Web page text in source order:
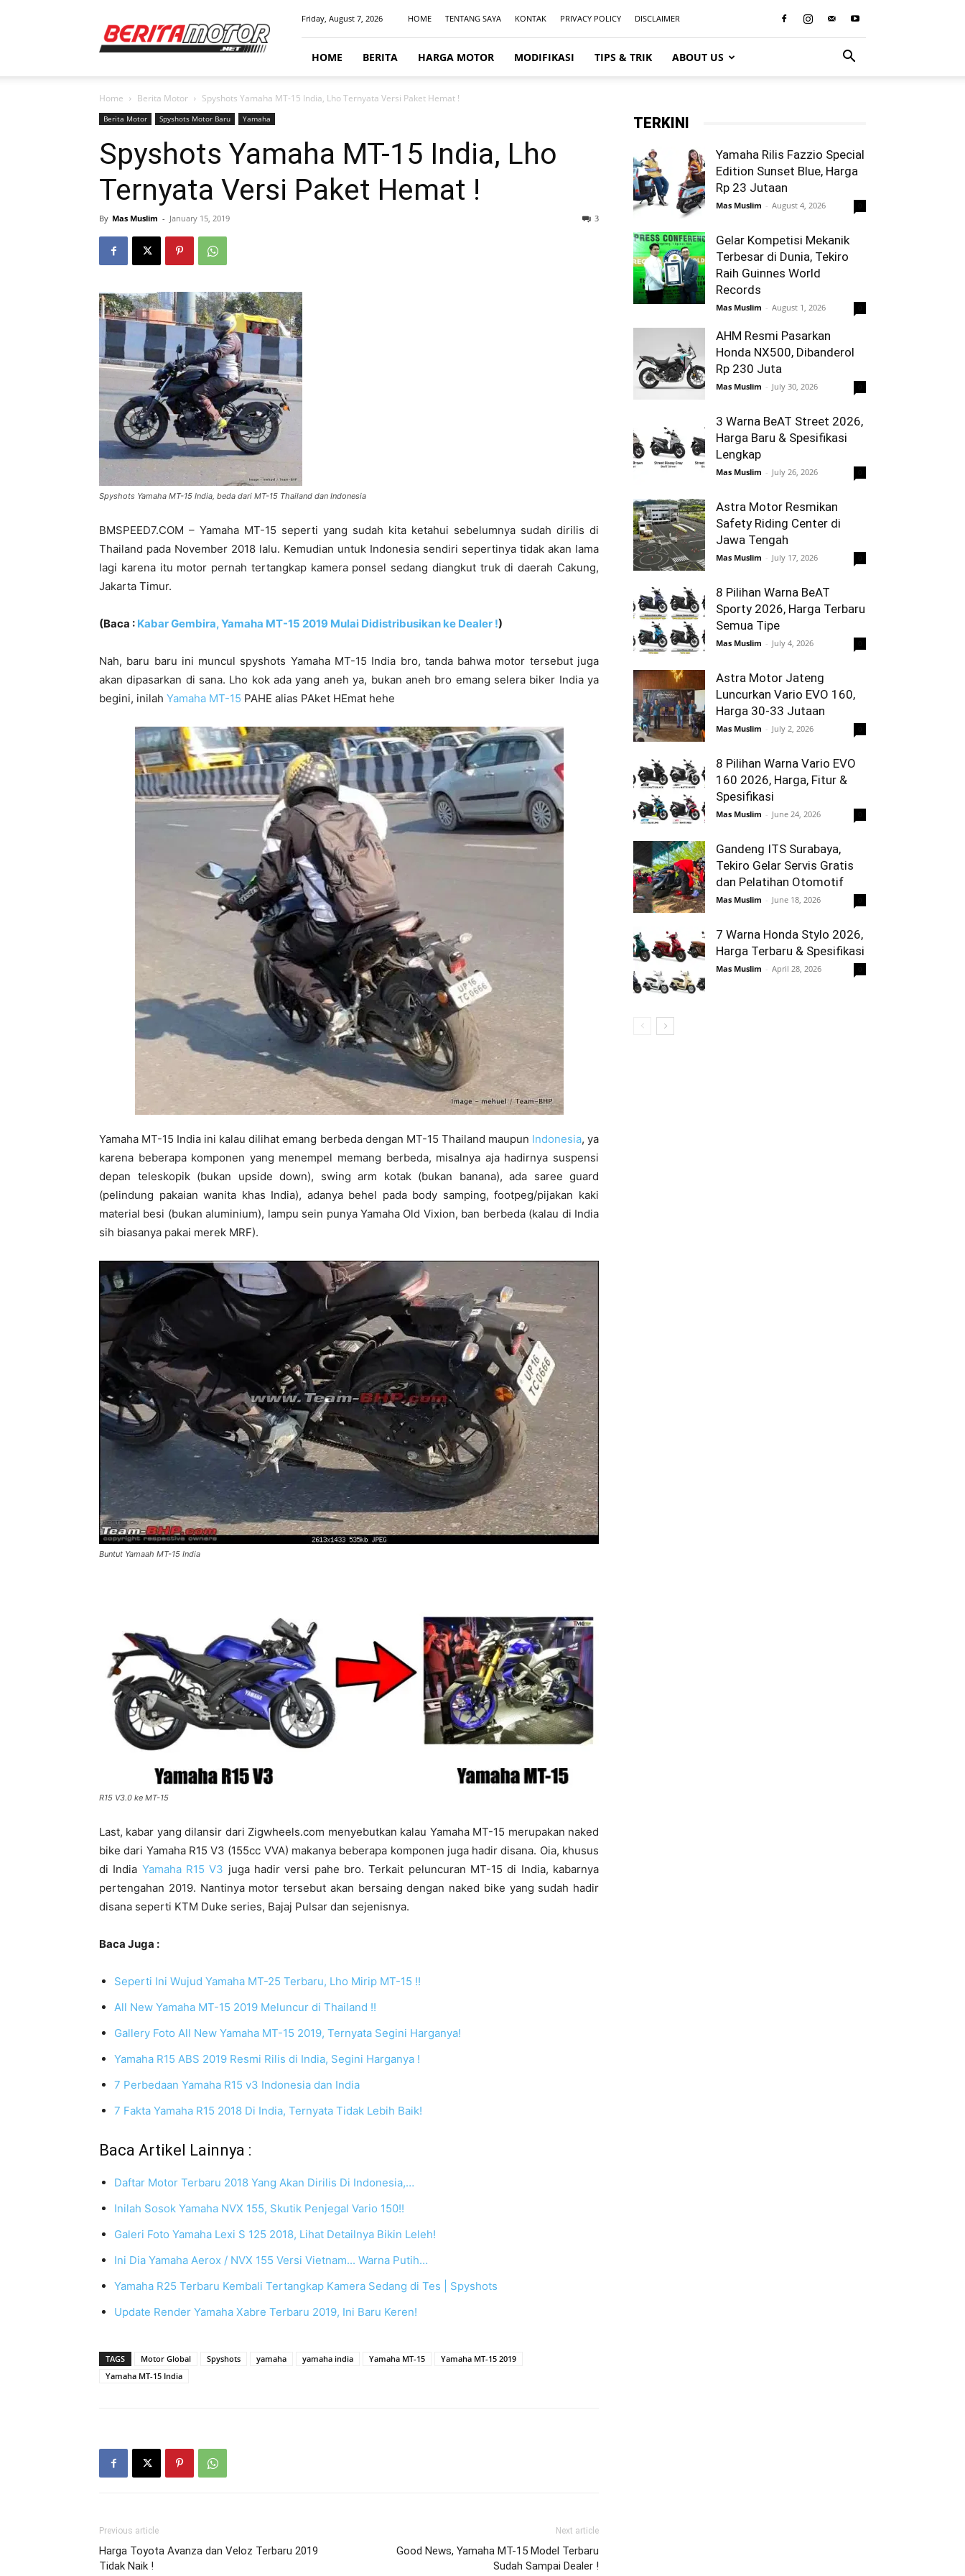
Friday, August 7, 2026 HOME TENTANG SAYA KONTAK PRIVACY POLICY DISCLAIMER
HOME BERITA HARGA MOTOR MODIFIKASI TIPS & TRIK ABOUT US
Home Berita Motor Spyshots Yamaha MT-15 India, Lho Ternyata Versi Paket Hemat !
Berita Motor Spyshots Motor Baru Yamaha
Spyshots Yamaha MT-15 India, Lho
Ternyata Versi Paket Hemat !
By Mas Muslim - January 15, 2019 3
Spyshots Yamaha MT-15 India, beda dari MT-15 Thailand dan Indonesia
BMSPEED7.COM – Yamaha MT-15 seperti yang sudah kita ketahui sebelumnya sudah dirilis di
Thailand pada November 2018 lalu. Kemudian untuk Indonesia sendiri sepertinya tidak akan lama
lagi karena itu motor pernah tertangkap kamera ponsel sedang diangkut truk di daerah Cakung,
Jakarta Timur.
(Baca : Kabar Gembira, Yamaha MT-15 2019 Mulai Didistribusikan ke Dealer !)
Nah, baru baru ini muncul spyshots Yamaha MT-15 India bro, tanda bahwa motor tersebut juga
akan dipasarkan di sana. Lho kok ada yang aneh ya, bukan aneh bro emang selera biker India ya
begini, inilah Yamaha MT-15 PAHE alias PAket HEmat hehe
Yamaha MT-15 India ini kalau dilihat emang berbeda dengan MT-15 Thailand maupun Indonesia, ya
karena beberapa komponen yang menempel memang berbeda, misalnya aja hadirnya suspensi
depan teleskopik (bukan upside down), swing arm kotak (bukan banana), ada saree guard
(pelindung pakaian wanita khas India), adanya behel pada body samping, footpeg/pijakan kaki
material besi (bukan aluminium), lampu sein punya Yamaha Old Vixion, ban berbeda (kalau di India
sih biasanya pakai merek MRF).
Buntut Yamaah MT-15 India
R15 V3.0 ke MT-15
Last, kabar yang dilansir dari Zigwheels.com menyebutkan kalau Yamaha MT-15 merupakan naked
bike dari Yamaha R15 V3 (155cc VVA) makanya beberapa komponen juga hadir disana. Oia, khusus
di India Yamaha R15 V3 juga hadir versi pahe bro. Terkait peluncuran MT-15 di India, kabarnya
pertengahan 2019. Nantinya motor tersebut akan bersaing dengan naked bike yang sudah hadir
disana seperti KTM Duke series, Bajaj Pulsar dan sejenisnya.
Baca Juga :
Seperti Ini Wujud Yamaha MT-25 Terbaru, Lho Mirip MT-15 !!
All New Yamaha MT-15 2019 Meluncur di Thailand !!
Gallery Foto All New Yamaha MT-15 2019, Ternyata Segini Harganya!
Yamaha R15 ABS 2019 Resmi Rilis di India, Segini Harganya !
7 Perbedaan Yamaha R15 v3 Indonesia dan India
7 Fakta Yamaha R15 2018 Di India, Ternyata Tidak Lebih Baik!
Baca Artikel Lainnya :
Daftar Motor Terbaru 2018 Yang Akan Dirilis Di Indonesia,…
Inilah Sosok Yamaha NVX 155, Skutik Penjegal Vario 150!!
Galeri Foto Yamaha Lexi S 125 2018, Lihat Detailnya Bikin Leleh!
Ini Dia Yamaha Aerox / NVX 155 Versi Vietnam... Warna Putih…
Yamaha R25 Terbaru Kembali Tertangkap Kamera Sedang di Tes | Spyshots
Update Render Yamaha Xabre Terbaru 2019, Ini Baru Keren!
TAGS Motor Global Spyshots yamaha yamaha india Yamaha MT-15
Yamaha MT-15 2019
Yamaha MT-15 India
Previous article
Harga Toyota Avanza dan Veloz Terbaru 2019
Tidak Naik !
Next article
Good News, Yamaha MT-15 Model Terbaru
Sudah Sampai Dealer !
TERKINI
Yamaha Rilis Fazzio Special
Edition Sunset Blue, Harga
Rp 23 Jutaan
Mas Muslim - August 4, 2026
Gelar Kompetisi Mekanik
Terbesar di Dunia, Tekiro
Raih Guinnes World
Records
Mas Muslim - August 1, 2026
AHM Resmi Pasarkan
Honda NX500, Dibanderol
Rp 230 Juta
Mas Muslim - July 30, 2026
3 Warna BeAT Street 2026,
Harga Baru & Spesifikasi
Lengkap
Mas Muslim - July 26, 2026
Astra Motor Resmikan
Safety Riding Center di
Jawa Tengah
Mas Muslim - July 17, 2026
8 Pilihan Warna BeAT
Sporty 2026, Harga Terbaru
Semua Tipe
Mas Muslim - July 4, 2026
Astra Motor Jateng
Luncurkan Vario EVO 160,
Harga 30-33 Jutaan
Mas Muslim - July 2, 2026
8 Pilihan Warna Vario EVO
160 2026, Harga, Fitur &
Spesifikasi
Mas Muslim - June 24, 2026
Gandeng ITS Surabaya,
Tekiro Gelar Servis Gratis
dan Pelatihan Otomotif
Mas Muslim - June 18, 2026
7 Warna Honda Stylo 2026,
Harga Terbaru & Spesifikasi
Mas Muslim - April 28, 2026